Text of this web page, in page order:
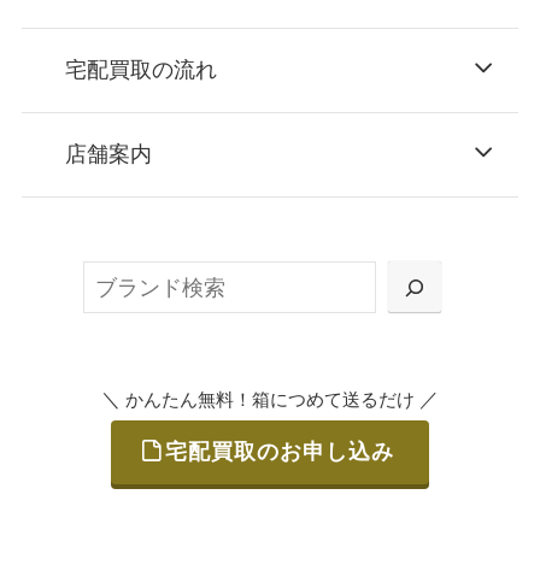
宅配買取の流れ
お申込み
または梱包材不要の「集荷申込」からお選び
ご発送
店舗案内
＼ かんたん無料！箱につめて送るだけ ／
宅配買取のお申し込み